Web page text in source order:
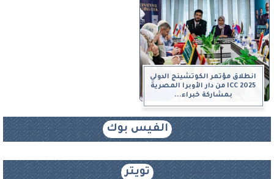
انطلاق مؤتمر الكوتشينج الدولي
ICC 2025 من دار الأوبرا المصرية
بمشاركة خبراء...
الفيس بوك
تويتر